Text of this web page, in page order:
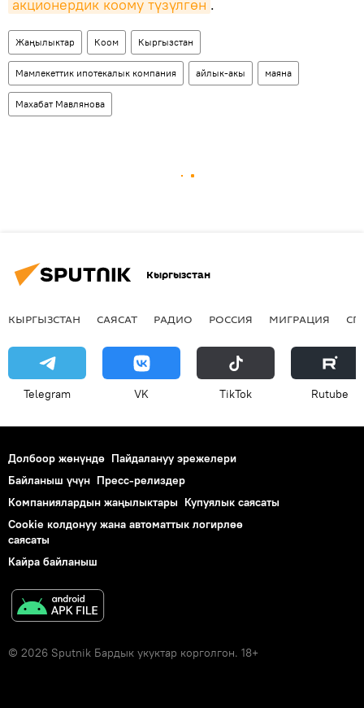
акционердик коому түзүлгөн .
Жаңылыктар Коом Кыргызстан
Мамлекеттик ипотекалык компания айлык-акы маяна
Махабат Мавлянова
Кыргызстан
КЫРГЫЗСТАН САЯСАТ РАДИО РОССИЯ МИГРАЦИЯ
Telegram VK ТikТоk Rutube
Долбоор жөнүндө Пайдалануу эрежелери
Байланыш үчүн Пресс-релиздер
Компаниялардын жаңылыктары Купуялык саясаты
Cookie колдонуу жана автоматтык логирлөө
саясаты
Кайра байланыш
© 2026 Sputnik Бардык укуктар корголгон. 18+